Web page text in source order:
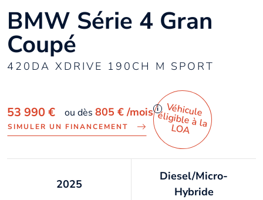
BMW Série 4 Gran
Coupé
420DA XDRIVE 190CH M SPORT
53 990 € ou dès 805 €/mois i
SIMULER UN FINANCEMENT
Véhicule
éligible à la
LO
A
2025
Diesel/Micro-
Hybride